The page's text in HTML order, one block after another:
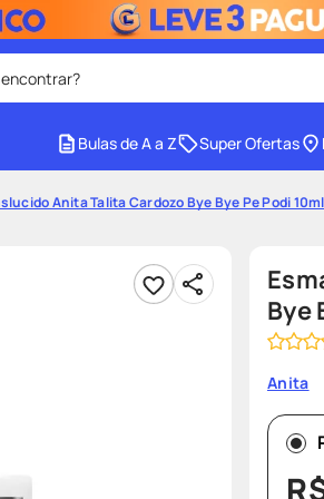
facial 4º shampoo
8º protetor solar
teste gravidez
Bulas de A a Z Super Ofertas
Anita Talita Cardozo Bye Bye Pe Podi 10ml
Bye
Anita